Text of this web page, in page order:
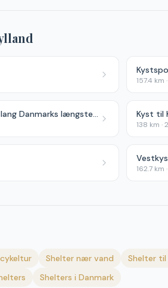
157.4 km ·
Gudenåstien - 175 kilometer lang Danmarks længste å Kyst til
138 km ·
162.7 km ·
Shelter nær vand Shelter til
Shelters i Danmark